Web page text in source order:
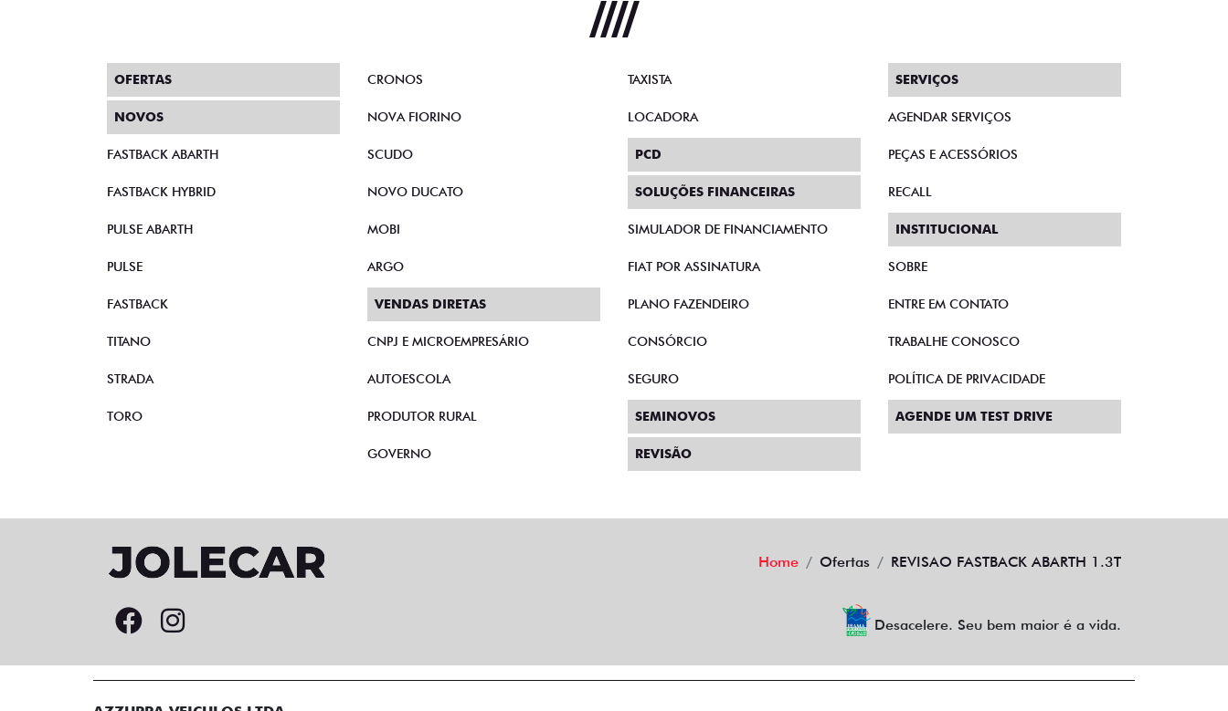
OFERTAS
NOVOS
FASTBACK ABARTH
FASTBACK HYBRID
PULSE ABARTH
PULSE
FASTBACK
TITANO
STRADA
TORO
CRONOS
NOVA FIORINO
SCUDO
NOVO DUCATO
MOBI
ARGO
VENDAS DIRETAS
CNPJ E MICROEMPRESÁRIO
AUTOESCOLA
PRODUTOR RURAL
GOVERNO
TAXISTA
LOCADORA
PCD
SOLUÇÕES FINANCEIRAS
SIMULADOR DE FINANCIAMENTO
FIAT POR ASSINATURA
PLANO FAZENDEIRO
CONSÓRCIO
SEGURO
SEMINOVOS
REVISÃO
SERVIÇOS
AGENDAR SERVIÇOS
PEÇAS E ACESSÓRIOS
RECALL
INSTITUCIONAL
SOBRE
ENTRE EM CONTATO
TRABALHE CONOSCO
POLÍTICA DE PRIVACIDADE
AGENDE UM TEST DRIVE
Home Ofertas REVISAO FASTBACK ABARTH 1.3T
Desacelere. Seu bem maior é a vida.